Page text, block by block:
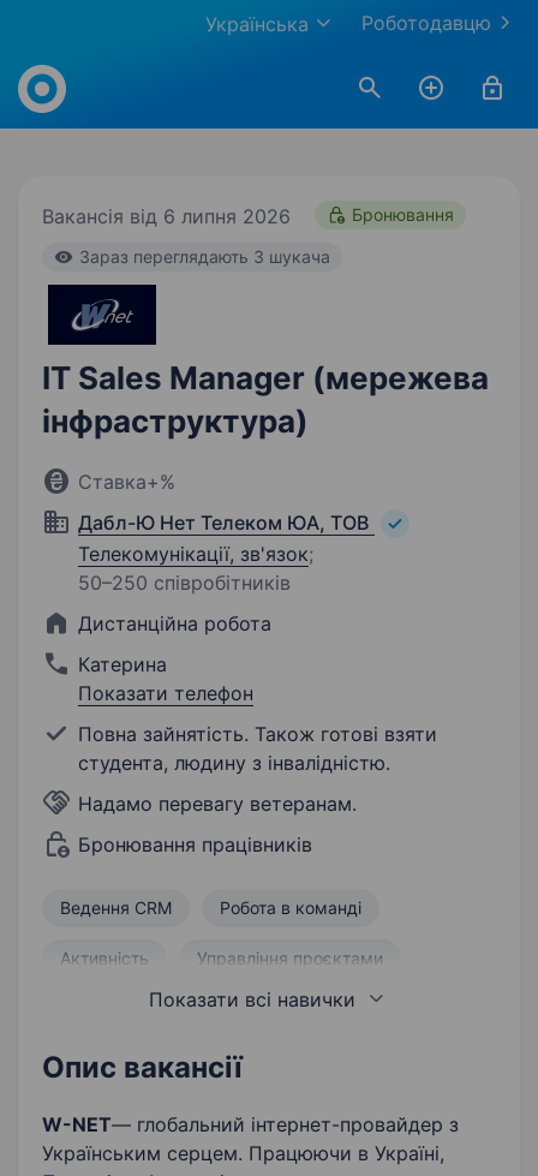
Роботодавцю
Українська
Work.ua
Вакансія від 6 липня 2026 Бронювання
Зараз переглядають 3 шукача
IT Sales Manager (мережева
інфраструктура)
Ставка+%
Дабл-Ю Нет Телеком ЮА, ТОВ
Телекомунікації, зв'язок;
50–250 співробітників
Дистанційна робота
Катерина
Показати телефон
Повна зайнятість. Також готові взяти
студента, людину з інвалідністю.
Надамо перевагу ветеранам.
Бронювання працівників
Ведення CRM Робота в команді
Активність Управління проєктами
Продаж B2B Продаж
Ведення звітності
Показати всі навички
Опис вакансії
W-NET— глобальний інтернет-провайдер з
Українським серцем. Працюючи в Україні,